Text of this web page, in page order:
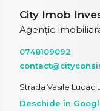
City Imob
Agenție
0748109092
Strada Vasile
Deschide în